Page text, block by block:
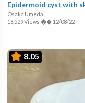
Epidermoid cyst with
Osaka Umeda
18,529 Views �� 12/08/22
8.05